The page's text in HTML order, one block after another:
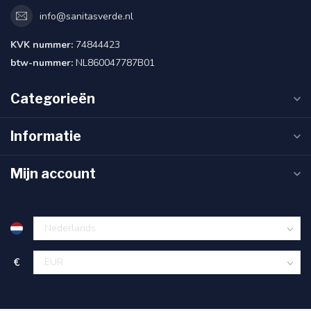
info@sanitasverde.nl
KVK nummer: 74844423
btw-nummer: NL860047787B01
Categorieën
Informatie
Mijn account
€